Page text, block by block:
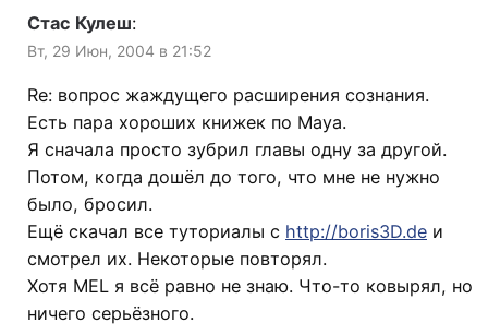
Стас Кулеш:
Вт, 29 Июн, 2004 в 21:52
Re: вопрос жаждущего расширения сознания.
Есть пара хороших книжек по Maya.
Я сначала просто зубрил главы одну за другой.
Потом, когда дошёл до того, что мне не нужно
было, бросил.
Ещё скачал все туториалы с http://boris3D.de и
смотрел их. Некоторые повторял.
Хотя MEL я всё равно не знаю. Что-то ковырял, но
ничего серьёзного.